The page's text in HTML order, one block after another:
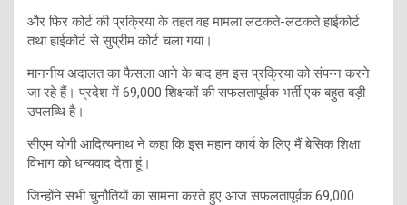
और फिर कोर्ट की प्रक्रिया के तहत वह मामला लटकते-लटकते हाईकोर्ट
तथा हाईकोर्ट से सुप्रीम कोर्ट चला गया।
माननीय अदालत का फैसला आने के बाद हम इस प्रक्रिया को संपन्न करने
जा रहे हैं। प्रदेश में 69,000 शिक्षकों की सफलतापूर्वक भर्ती एक बहुत बड़ी
उपलब्धि है।
सीएम योगी आदित्यनाथ ने कहा कि इस महान कार्य के लिए मैं बेसिक शिक्षा
विभाग को धन्यवाद देता हूं।
जिन्होंने सभी चुनौतियों का सामना करते हुए आज सफलतापूर्वक 69,000